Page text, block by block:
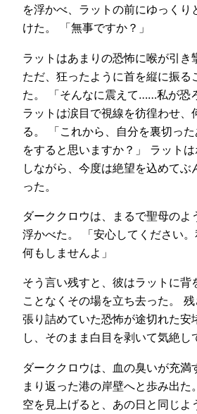
を浮かべ、ラットの前にゆっくり
けた。 「無事ですか？」
ラットはあまりの恐怖に喉が引き
ただ、狂ったように首を縦に振る
た。 「そんなに震えて……私が恐
ラットは涙目で視線を彷徨わせ、
る。 「これから、自分を裏切っ
をすると思いますか？」 ラット
しながら、今度は絶望を込めてぶ
った。
ダーククロウは、まるで聖母のよ
浮かべた。 「安心してください
何もしませんよ」
そう言い残すと、彼はラットに背
ことなくその場を立ち去った。 残
張り詰めていた恐怖が途切れた安
し、そのまま白目を剥いて気絶し
ダーククロウは、血の臭いが充満
まり返った港の岸壁へと歩み出た
空を見上げると、あの日と同じよ